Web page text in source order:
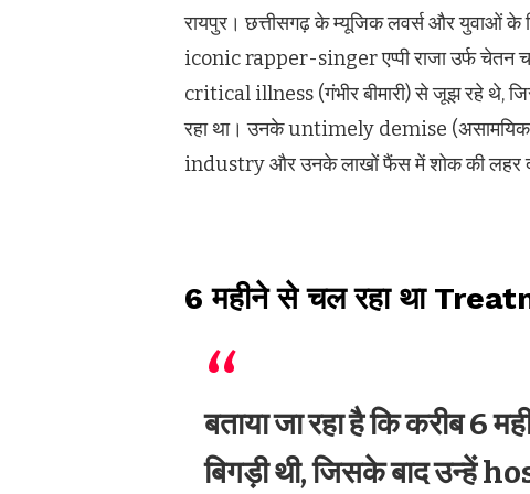
रायपुर। छत्तीसगढ़ के म्यूजिक लवर्स और युवाओं
iconic rapper-singer एप्पी राजा उर्फ चेतन
critical illness (गंभीर बीमारी) से जूझ रहे थे,
रहा था। उनके untimely demise
industry और उनके लाखों फैंस में शोक की लहर
6 महीने से चल रहा था
बताया जा रहा है कि करीब 6
बिगड़ी थी, जिसके बाद उन्हें